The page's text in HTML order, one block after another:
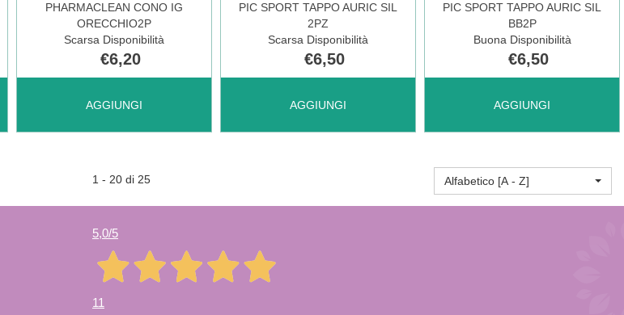
PHARMACLEAN CONO IG
ORECCHIO2P
Scarsa Disponibilità
€6,20
AGGIUNGI
AGGIUNGI PHARMACLEAN
ORECCHIO2P AL
PIC SPORT TAPPO AURIC SIL
2PZ
Scarsa Disponibilità
€6,50
AGGIUNGI
AGGIUNGI PIC
AURIC
PIC SPORT TAPPO AURIC SIL
BB2P
Buona Disponibilità
€6,50
AGGIUNGI
AGGIUNGI PIC
1 - 20 di 25 Alfabetico [A - Z]
5,0/5
11